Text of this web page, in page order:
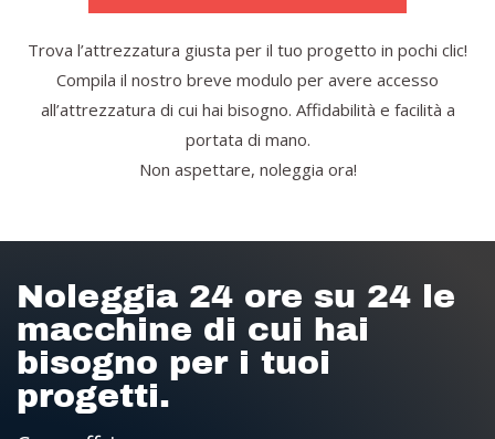
Trova l’attrezzatura giusta per il tuo progetto in pochi clic!
Compila il nostro breve modulo per avere accesso
all’attrezzatura di cui hai bisogno. Affidabilità e facilità a
portata di mano.
Non aspettare, noleggia ora!
Noleggia 24 ore su 24 le
macchine di cui hai
bisogno per i tuoi
progetti.